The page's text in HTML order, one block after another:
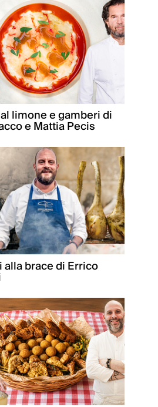
limone e gamberi di
e Mattia Pecis
alla brace di Errico